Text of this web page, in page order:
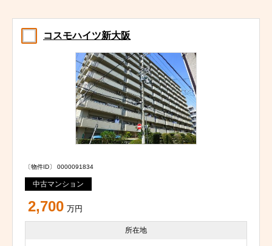
コスモハイツ新大阪
〔物件ID〕 0000091834
中古マンション
2,700 万円
所在地